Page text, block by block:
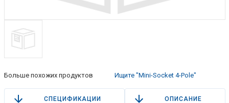
Больше похожих продуктов Ищите "Mini-Socket 4-Pole"
СПЕЦИФИКАЦИИ ОПИСАНИЕ